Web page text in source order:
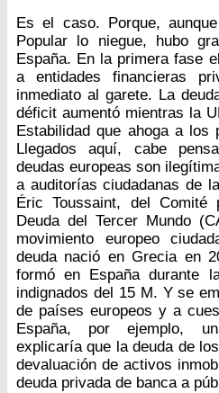
Es el caso. Porque,
Popular lo niegue, hubo
España. En la primera fase
a entidades financieras
inmediato al garete. La
déficit aumentó mientras la
Estabilidad que ahoga a los
Llegados aquí, cabe
deudas europeas son
a auditorías ciudadanas de
Éric Toussaint, del
Deuda del Tercer Mundo
movimiento europeo
deuda nació en Grecia en
formó en España durante
indignados del 15 M. Y se
de países europeos y a
España, por ejemplo,
explicaría que la deuda de
devaluación de activos
deuda privada de banca a